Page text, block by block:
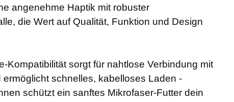
angenehme Haptik mit robuster
die Wert auf Qualität, Funktion und Design
Kompatibilität sorgt für nahtlose Verbindung mit
schnelles, kabelloses Laden -
schützt ein sanftes Mikrofaser-Futter dein